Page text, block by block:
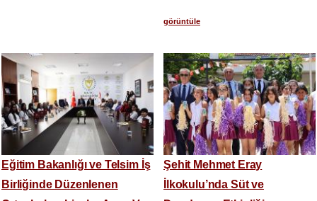
görüntüle
Eğitim Bakanlığı ve Telsim İş
Birliğinde Düzenlenen
Şehit Mehmet Eray
İlkokulu’nda Süt ve